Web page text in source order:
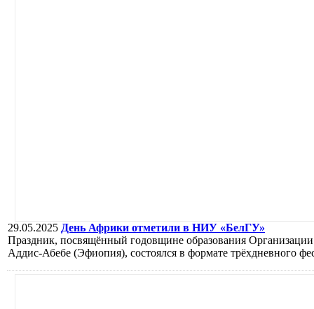
29.05.2025 День Африки отметили в НИУ «БелГУ»
Праздник, посвящённый годовщине образования
Аддис-Абебе (Эфиопия), состоялся в формате трёхдневного